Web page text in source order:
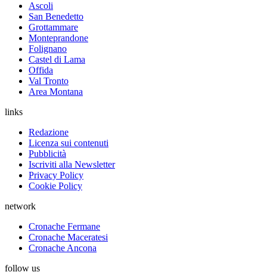
Ascoli
San Benedetto
Grottammare
Monteprandone
Folignano
Castel di Lama
Offida
Val Tronto
Area Montana
links
Redazione
Licenza sui contenuti
Pubblicità
Iscriviti alla Newsletter
Privacy Policy
Cookie Policy
network
Cronache Fermane
Cronache Maceratesi
Cronache Ancona
follow us